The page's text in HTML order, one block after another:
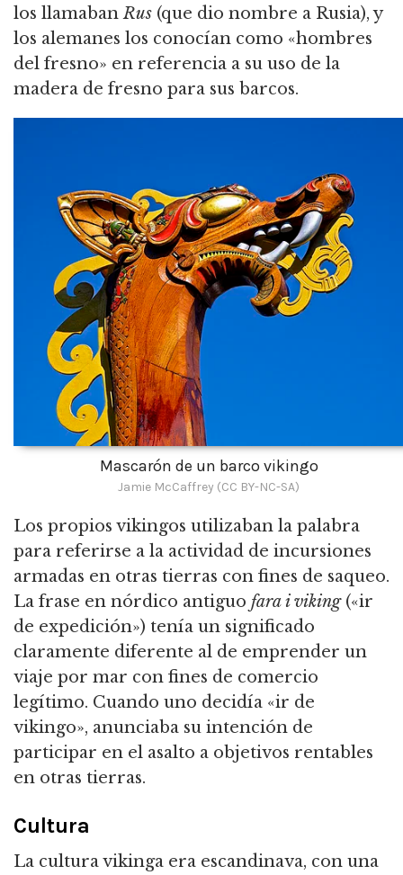
los llamabanRus (que dio nombre a Rusia), y
los alemanes los conocían como «hombres
del fresno» en referencia a su uso de la
madera de fresno para sus barcos.
Mascarón de un barco vikingo
Jamie McCaffrey (CC BY-NC-SA)
Los propios vikingos utilizaban la palabra
para referirse a la actividad de incursiones
armadas en otras tierras con fines de saqueo.
La frase en nórdico antiguo fara i viking(«ir
de expedición») tenía un significado
claramente diferente al de emprender un
viaje por mar con fines de comercio
legítimo. Cuando uno decidía «ir de
vikingo», anunciaba su intención de
participar en el asalto a objetivos rentables
en otras tierras.
Cultura
La cultura vikinga era escandinava, con una